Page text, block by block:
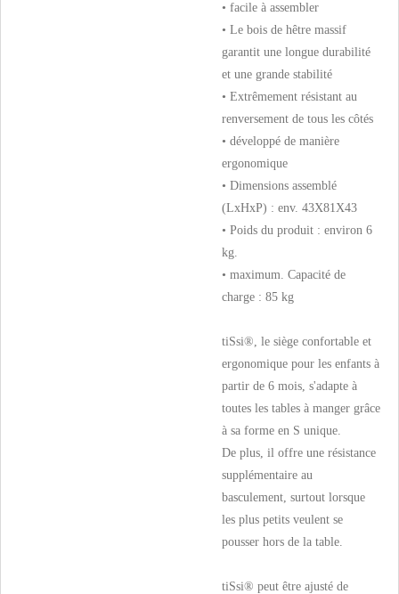
• facile à assembler
• Le bois de hêtre massif
garantit une longue durabilité
et une grande stabilité
• Extrêmement résistant au
renversement de tous les côtés
• développé de manière
ergonomique
• Dimensions assemblé
(LxHxP) : env. 43X81X43
• Poids du produit : environ 6
kg.
• maximum. Capacité de
charge : 85 kg
tiSsi®, le siège confortable et
ergonomique pour les enfants à
partir de 6 mois, s'adapte à
toutes les tables à manger grâce
à sa forme en S unique.
De plus, il offre une résistance
supplémentaire au
basculement, surtout lorsque
les plus petits veulent se
pousser hors de la table.
tiSsi® peut être ajusté de